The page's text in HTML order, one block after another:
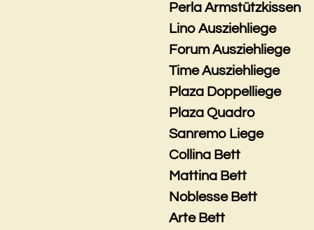
Perla Armstützkissen
Lino Ausziehliege
Forum Ausziehliege
Time Ausziehliege
Plaza Doppelliege
Plaza Quadro
Sanremo Liege
Collina Bett
Mattina Bett
Noblesse Bett
Arte Bett